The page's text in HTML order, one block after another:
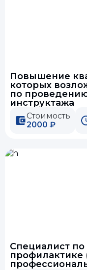
Повышение
которых
по
инструктажа
Стоимость
2000 ₽
Специалист
профилактике